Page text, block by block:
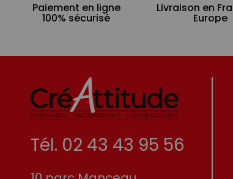
Paiement en ligne
100% sécurisé
Livraison en
Europe
Tél. 02 43 43 95 56